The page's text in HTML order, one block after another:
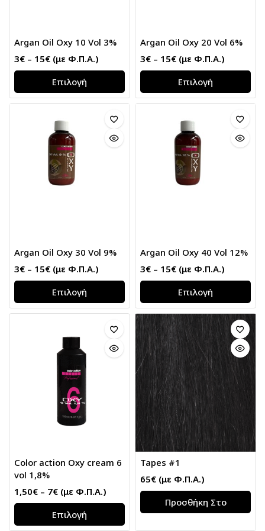
Argan Oil Oxy 10 Vol 3%
3€ – 15€ (με Φ.Π.Α.)
Επιλογή
Argan Oil Oxy 20 Vol 6%
3€ – 15€ (με Φ.Π.Α.)
Επιλογή
Argan Oil Oxy 30 Vol 9%
3€ – 15€ (με Φ.Π.Α.)
Επιλογή
Argan Oil Oxy 40 Vol 12%
3€ – 15€ (με Φ.Π.Α.)
Επιλογή
Color action Oxy cream 6
vol 1,8%
1,50€ – 7€ (με Φ.Π.Α.)
Επιλογή
Tapes #1
65€ (με Φ.Π.Α.)
Προσθήκη Στο